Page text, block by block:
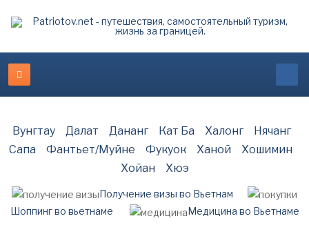
Вунгтау Далат Дананг Кат Ба Халонг
Нячанг
Сапа
Фантьет/Муйне Фукуок Ханой
Хошимин
Хойан
Хюэ
Получение визы во Вьетнам
Шоппинг во вьетнаме
Медицина во Вьетнаме